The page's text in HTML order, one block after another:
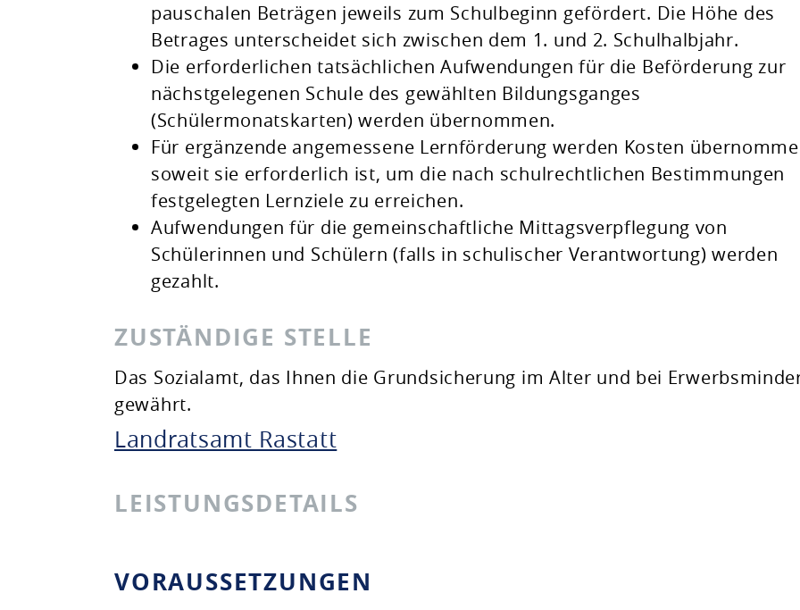
pauschalen Beträgen jeweils zum Schulbeginn gefördert. Die Höhe des
Betrages unterscheidet sich zwischen dem 1. und 2. Schulhalbjahr.
Die erforderlichen tatsächlichen Aufwendungen für die Beförderung zur
nächstgelegenen Schule des gewählten Bildungsganges
(Schülermonatskarten) werden übernommen.
Für ergänzende angemessene Lernförderung werden Kosten
soweit sie erforderlich ist, um die nach schulrechtlichen Bestimmungen
festgelegten Lernziele zu erreichen.
Aufwendungen für die gemeinschaftliche Mittagsverpflegung von
Schülerinnen und Schülern (falls in schulischer Verantwortung) werden
gezahlt.
ZUSTÄNDIGE STELLE
Das Sozialamt, das Ihnen die Grundsicherung im Alter und bei
gewährt.
Landratsamt Rastatt
LEISTUNGSDETAILS
VORAUSSETZUNGEN